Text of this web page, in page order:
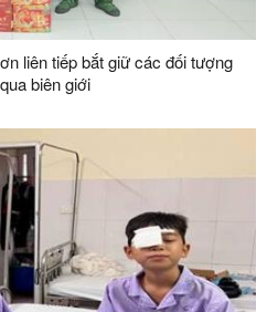
liên tiếp bắt giữ các đối tượng
biên giới